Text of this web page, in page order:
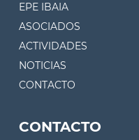
EPE IBAIA
ASOCIADOS
ACTIVIDADES
NOTICIAS
CONTACTO
CONTACTO